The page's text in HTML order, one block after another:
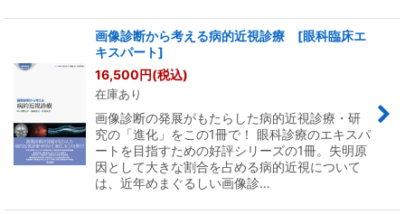
画像診断から考える病的近視診療 [眼科臨床エ
キスパート]
16,500円(税込)
在庫あり
画像診断の発展がもたらした病的近視診療・研
究の「進化」をこの1冊で！ 眼科診療のエキスパ
ートを目指すための好評シリーズの1冊。失明原
因として大きな割合を占める病的近視について
は、近年めまぐるしい画像診…